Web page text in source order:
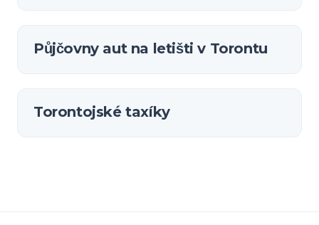
Půjčovny aut na letišti v Torontu
Torontojské taxíky